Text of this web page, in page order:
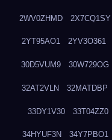
2WV0ZHMD 2X7CQ1SY
2YT95AO1 2YV3O361
30D5VUM9 30W729OG
32AT2VLN 32MATDBP
33DY1V30 33T04ZZ0
34HYUF3N 34Y7PBO1